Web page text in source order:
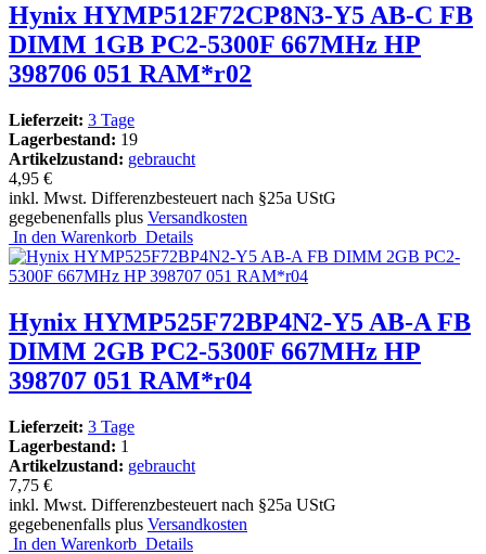
Hynix HYMP512F72CP8N3-Y5 AB-C FB
DIMM 1GB PC2-5300F 667MHz HP
398706 051 RAM*r02
Lieferzeit: 3 Tage
Lagerbestand: 19
Artikelzustand: gebraucht
4,95 €
inkl. Mwst. Differenzbesteuert nach §25a UStG
gegebenenfalls plus Versandkosten
In den Warenkorb Details
Hynix HYMP525F72BP4N2-Y5 AB-A FB
DIMM 2GB PC2-5300F 667MHz HP
398707 051 RAM*r04
Lieferzeit: 3 Tage
Lagerbestand: 1
Artikelzustand: gebraucht
7,75 €
inkl. Mwst. Differenzbesteuert nach §25a UStG
gegebenenfalls plus Versandkosten
In den Warenkorb Details